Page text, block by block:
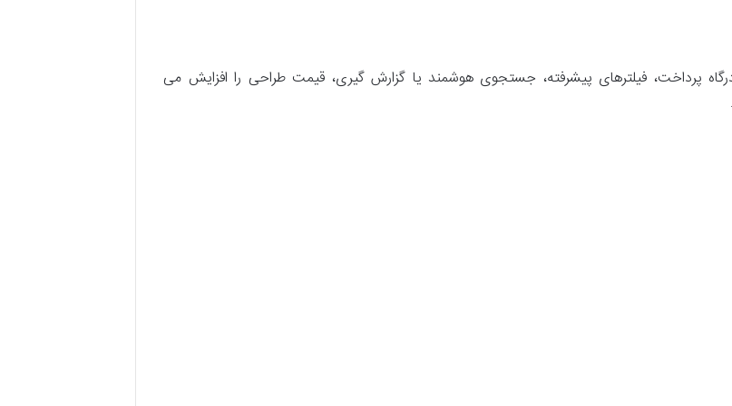
پرداخت، فیلترهای پیشرفته، جستجوی هوشمند یا گزارش گیری، قیمت طراحی را افزایش می